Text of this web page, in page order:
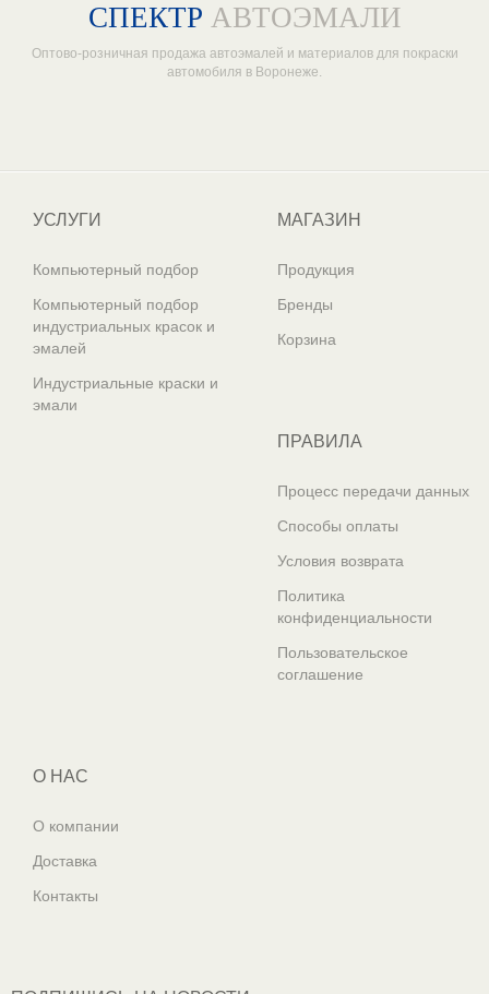
СПЕКТР АВТОЭМАЛИ
Оптово-розничная продажа автоэмалей и материалов для покраски
автомобиля в Воронеже.
УСЛУГИ
Компьютерный подбор
Компьютерный подбор
индустриальных красок и
эмалей
Индустриальные краски и
эмали
МАГАЗИН
Продукция
Бренды
Корзина
ПРАВИЛА
Процесс передачи данных
Способы оплаты
Условия возврата
Политика
конфиденциальности
Пользовательское
соглашение
О НАС
О компании
Доставка
Контакты